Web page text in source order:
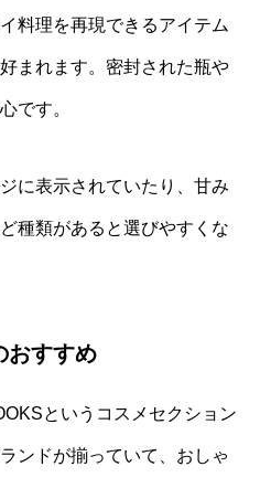
料理を再現できるアイテム
まれます。密封された瓶や
です。
に表示されていたり、甘み
種類があると選びやすくな
おすすめ
というコスメセクション
ンドが揃っていて、おしゃ